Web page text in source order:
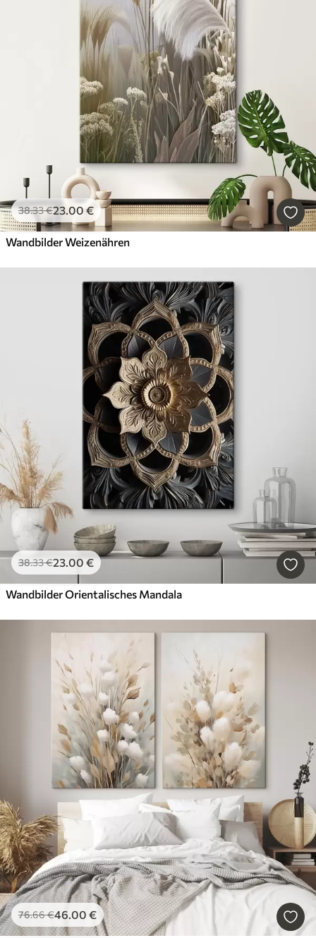
38.33€23.00 €
Wandbilder Weizenähren
38.33€23.00 €
Wandbilder Orientalisches Mandala
76.66€46.00 €